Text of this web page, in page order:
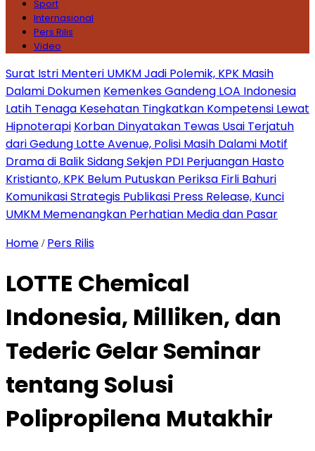
Sport
Internasional
Pers Rilis
Video
Surat Istri Menteri UMKM Jadi Polemik, KPK Masih
Dalami Dokumen Kemenkes Gandeng LOA Indonesia
Latih Tenaga Kesehatan Tingkatkan Kompetensi Lewat
Hipnoterapi Korban Dinyatakan Tewas Usai Terjatuh
dari Gedung Lotte Avenue, Polisi Masih Dalami Motif
Drama di Balik Sidang Sekjen PDI Perjuangan Hasto
Kristianto, KPK Belum Putuskan Periksa Firli Bahuri
Komunikasi Strategis Publikasi Press Release, Kunci
UMKM Memenangkan Perhatian Media dan Pasar
Home / Pers Rilis
LOTTE Chemical
Indonesia, Milliken, dan
Tederic Gelar Seminar
tentang Solusi
Polipropilena Mutakhir